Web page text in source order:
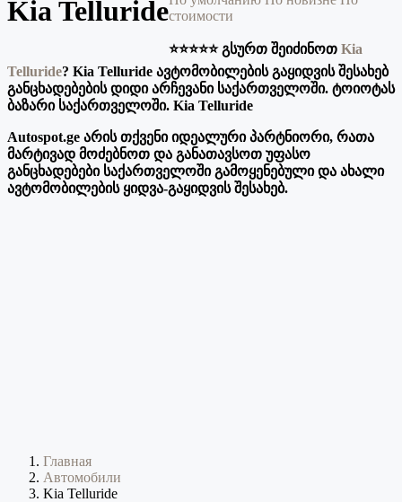
Kia Tellurideстоимости
⭐️⭐️⭐️⭐️⭐️ გსურთ შეიძინოთ Kia
Telluride? Kia Telluride ავტომობილების გაყიდვის შესახებ
განცხადებების დიდი არჩევანი საქართველოში. ტოიოტას
ბაზარი საქართველოში. Kia Telluride
Autospot.ge არის თქვენი იდეალური პარტნიორი, რათა
მარტივად მოძებნოთ და განათავსოთ უფასო
განცხადებები საქართველოში გამოყენებული და ახალი
ავტომობილების ყიდვა-გაყიდვის შესახებ.
Главная
Автомобили
Kia Telluride